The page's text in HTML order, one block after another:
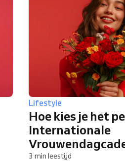
Lifestyle
Hoe kies je het
Internationale
3 min leestijd